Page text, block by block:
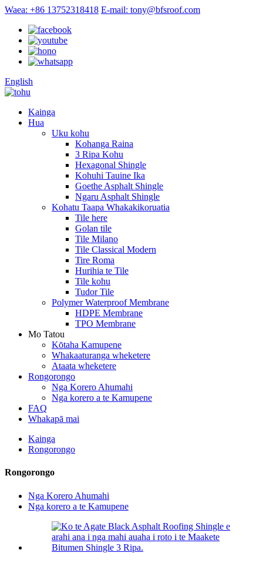
Waea: +86 13752318418 E-mail: tony@bfsroof.com
English
Kainga
Hua
Uku kohu
Kohanga Raina
3 Ripa Kohu
Hexagonal Shingle
Kohuhi Tauine Ika
Goethe Asphalt Shingle
Ngaru Asphalt Shingle
Kohatu Taapa Whakakikoruatia
Tile here
Golan tile
Tile Milano
Tile Classical Modern
Tire Roma
Hurihia te Tile
Tile kohu
Tudor Tile
Polymer Waterproof Membrane
HDPE Membrane
TPO Membrane
Mo Tatou
Kōtaha Kamupene
Whakaaturanga wheketere
Ataata wheketere
Rongorongo
Nga Korero Ahumahi
Nga korero a te Kamupene
FAQ
Whakapā mai
Kainga
Rongorongo
Rongorongo
Nga Korero Ahumahi
Nga korero a te Kamupene